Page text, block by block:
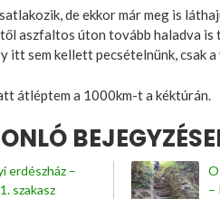
de ekkor már meg is
aszfaltos úton tovább haladva is
sem kellett pecsételnünk, csak
átléptem a 1000km-t a kéktúrán.
erdészház –
szakasz
–